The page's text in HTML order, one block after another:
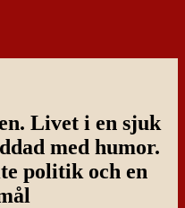
Livet i en sjuk
med humor.
politik och en